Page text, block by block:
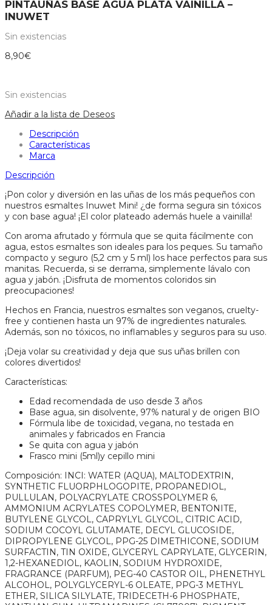
PINTAUÑAS BASE AGUA PLATA VAINILLA –
INUWET
Sin existencias
8,90€
Sin existencias
Añadir a la lista de Deseos
Descripción
Características
Marca
Descripción
¡Pon color y diversión en las uñas de los más pequeños con
nuestros esmaltes Inuwet Mini! ¿de forma segura sin tóxicos
y con base agua! ¡El color plateado además huele a vainilla!
Con aroma afrutado y fórmula que se quita fácilmente con
agua, estos esmaltes son ideales para los peques. Su tamaño
compacto y seguro (5,2 cm y 5 ml) los hace perfectos para sus
manitas. Recuerda, si se derrama, simplemente lávalo con
agua y jabón. ¡Disfruta de momentos coloridos sin
preocupaciones!
Hechos en Francia, nuestros esmaltes son veganos, cruelty-
free y contienen hasta un 97% de ingredientes naturales.
Además, son no tóxicos, no inflamables y seguros para su uso.
¡Deja volar su creatividad y deja que sus uñas brillen con
colores divertidos!
Características:
Edad recomendada de uso desde 3 años
Base agua, sin disolvente, 97% natural y de origen BIO
Fórmula libe de toxicidad, vegana, no testada en
animales y fabricados en Francia
Se quita con agua y jabón
Frasco mini (5ml)y cepillo mini
Composición: INCI: WATER (AQUA), MALTODEXTRIN,
SYNTHETIC FLUORPHLOGOPITE, PROPANEDIOL,
PULLULAN, POLYACRYLATE CROSSPOLYMER 6,
AMMONIUM ACRYLATES COPOLYMER, BENTONITE,
BUTYLENE GLYCOL, CAPRYLYL GLYCOL, CITRIC ACID,
SODIUM COCOYL GLUTAMATE, DECYL GLUCOSIDE,
DIPROPYLENE GLYCOL, PPG-25 DIMETHICONE, SODIUM
SURFACTIN, TIN OXIDE, GLYCERYL CAPRYLATE, GLYCERIN,
1,2-HEXANEDIOL, KAOLIN, SODIUM HYDROXIDE,
FRAGRANCE (PARFUM), PEG-40 CASTOR OIL, PHENETHYL
ALCOHOL, POLYGLYCERYL-6 OLEATE, PPG-3 METHYL
ETHER, SILICA SILYLATE, TRIDECETH-6 PHOSPHATE,